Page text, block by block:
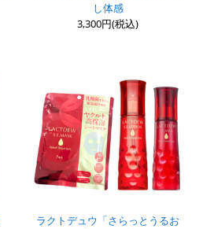
し体感
3,300円(税込)
ラクトデュウ「さらっとうるお